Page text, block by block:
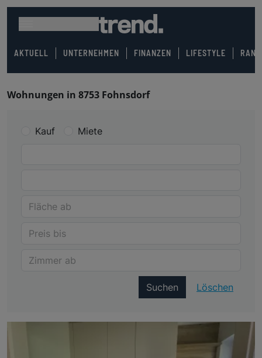
AKTUELL UNTERNEHMEN FINANZEN LIFESTYLE
Wohnungen in 8753 Fohnsdorf
Kauf Miete
Suchen Löschen